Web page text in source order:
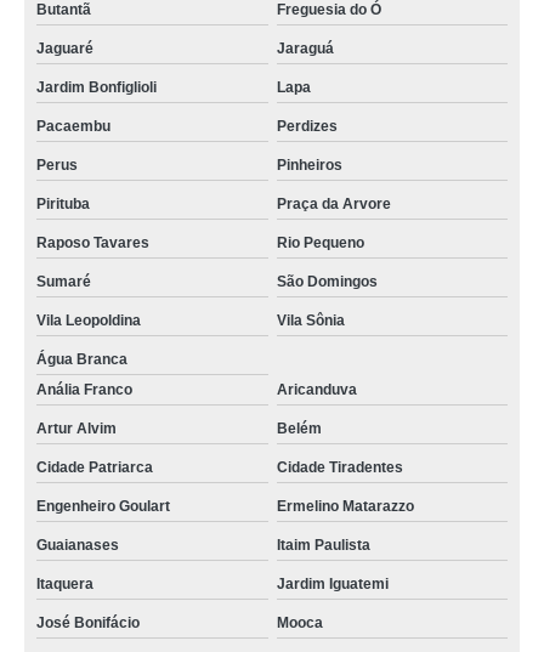
Butantã Freguesia do Ó
Jaguaré Jaraguá
Jardim Bonfiglioli Lapa
Pacaembu Perdizes
Perus Pinheiros
Pirituba Praça da Arvore
Raposo Tavares Rio Pequeno
Sumaré São Domingos
Vila Leopoldina Vila Sônia
Água Branca
Anália Franco
Aricanduva
Artur Alvim Belém
Cidade Patriarca Cidade Tiradentes
Engenheiro Goulart Ermelino Matarazzo
Guaianases Itaim Paulista
Itaquera Jardim Iguatemi
José Bonifácio Mooca